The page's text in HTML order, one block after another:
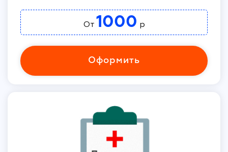
От 1000 р
Оформить